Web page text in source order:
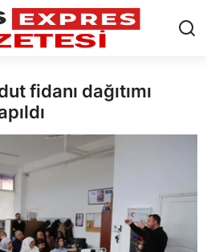
Kayıt olmak
fidanı dağıtımı